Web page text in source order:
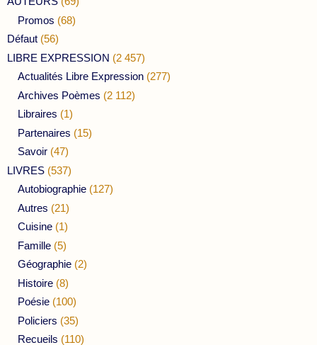
Promos (68)
Défaut (56)
LIBRE EXPRESSION (2 457)
Actualités Libre Expression (277)
Archives Poèmes (2 112)
Libraires (1)
Partenaires (15)
Savoir (47)
LIVRES (537)
Autobiographie (127)
Autres (21)
Cuisine (1)
Famille (5)
Géographie (2)
Histoire (8)
Poésie (100)
Policiers (35)
Recueils (110)